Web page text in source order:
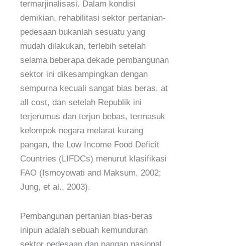
termarjinalisasi. Dalam kondisi
demikian, rehabilitasi sektor pertanian-
pedesaan bukanlah sesuatu yang
mudah dilakukan, terlebih setelah
selama beberapa dekade pembangunan
sektor ini dikesampingkan dengan
sempurna kecuali sangat bias beras, at
all cost, dan setelah Republik ini
terjerumus dan terjun bebas, termasuk
kelompok negara melarat kurang
pangan, the Low Income Food Deficit
Countries (LIFDCs) menurut klasifikasi
FAO (Ismoyowati and Maksum, 2002;
Jung, et al., 2003).
Pembangunan pertanian bias-beras
inipun adalah sebuah kemunduran